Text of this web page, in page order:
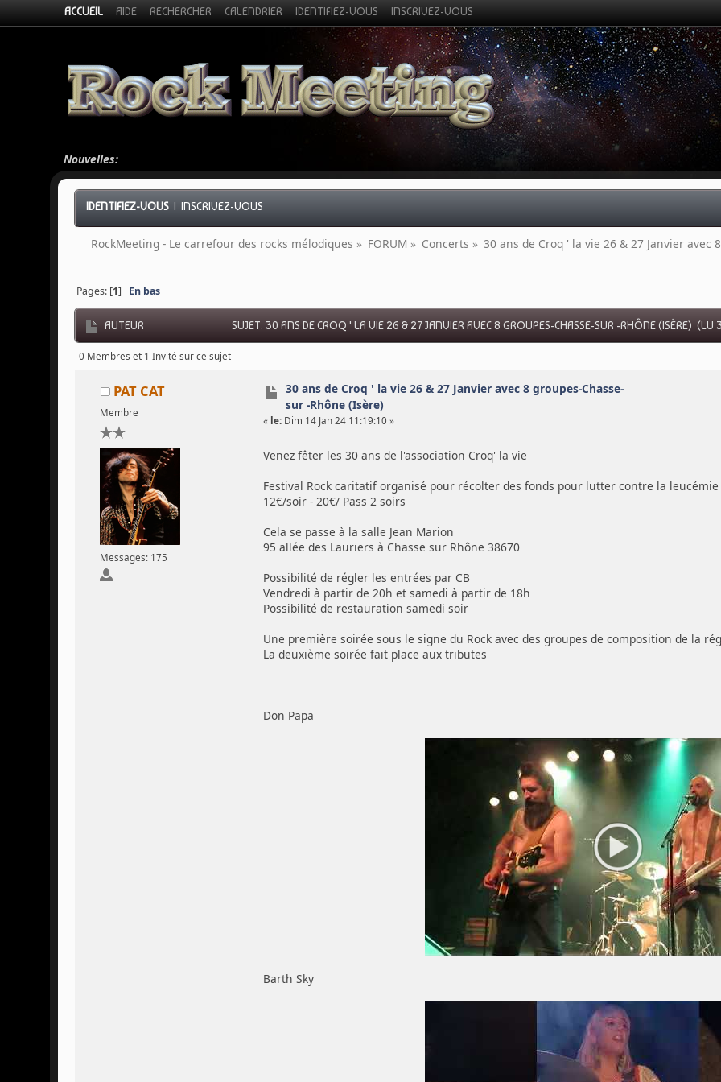
ACCUEIL AIDE RECHERCHER CALENDRIER IDENTIFIEZ-VOUS INSCRIVEZ-VOUS
Nouvelles:
IDENTIFIEZ-VOUS |INSCRIVEZ-VOUS
RockMeeting - Le carrefour des rocks mélodiques » FORUM » Concerts » 30 ans de Croq ' la vie 26 & 27 Janvier avec
Pages: [1] En bas
AUTEUR SUJET: 30 ANS DE CROQ ' LA VIE 26 & 27 JANVIER AVEC 8 GROUPES-CHASSE-SUR -RHÔNE (ISÈRE) (LU
0 Membres et 1 Invité sur ce sujet
PAT CAT
Membre
Messages: 175
30 ans de Croq ' la vie 26 & 27 Janvier avec 8 groupes-Chasse-
sur -Rhône (Isère)
« le:Dim 14 Jan 24 11:19:10 »
Venez fêter les 30 ans de l'association Croq' la vie
Festival Rock caritatif organisé pour récolter des fonds pour lutter contre la leucémie
12€/soir - 20€/ Pass 2 soirs
Cela se passe à la salle Jean Marion
95 allée des Lauriers à Chasse sur Rhône 38670
Possibilité de régler les entrées par CB
Vendredi à partir de 20h et samedi à partir de 18h
Possibilité de restauration samedi soir
Une première soirée sous le signe du Rock avec des groupes de composition de la
La deuxième soirée fait place aux tributes
Don Papa
Barth Sky